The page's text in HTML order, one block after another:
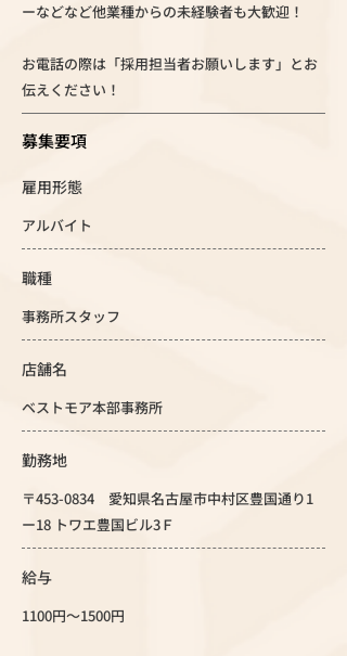
ーなどなど他業種からの未経験者も大歓迎！
お電話の際は「採用担当者お願いします」とお
伝えください！
募集要項
雇用形態
アルバイト
職種
事務所スタッフ
店舗名
ベストモア本部事務所
勤務地
〒453-0834 愛知県名古屋市中村区豊国通り1
ー18 トワエ豊国ビル3Ｆ
給与
1100円～1500円